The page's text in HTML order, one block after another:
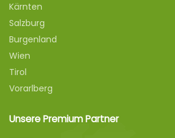
Kärnten
Salzburg
Burgenland
Wien
Tirol
Vorarlberg
Unsere Premium Partner